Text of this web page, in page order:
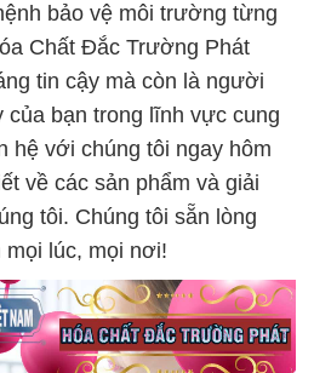
bảo vệ môi trường từng
Chất Đắc Trường Phát
tin cậy mà còn là người
của bạn trong lĩnh vực cung
hệ với chúng tôi ngay hôm
về các sản phẩm và giải
tôi. Chúng tôi sẵn lòng
lúc, mọi nơi!